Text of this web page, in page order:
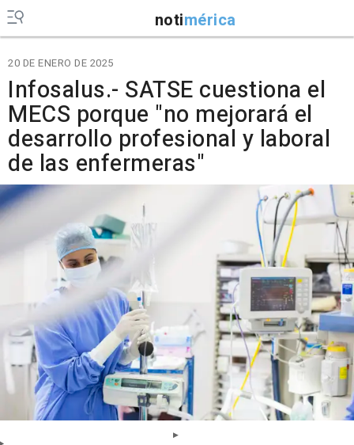
notimérica
20 DE ENERO DE 2025
Infosalus.- SATSE cuestiona el
MECS porque "no mejorará el
desarrollo profesional y laboral
de las enfermeras"